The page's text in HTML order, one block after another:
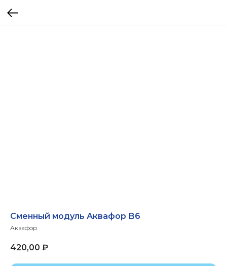
Сменный модуль Аквафор В6
Аквафор
420,00 ₽